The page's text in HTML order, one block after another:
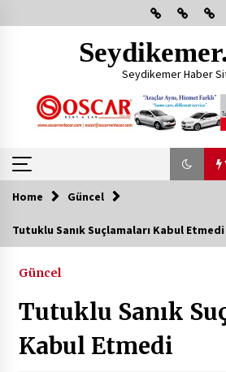
to
Seydikemer Haber
Yeni Eklenenler
CHP FETHİYE’DEN
2 ay ago
Home Güncel
Tutuklu Sanık Suçlamaları Kabul Etmedi
Güncel
Tutuklu Sanık
Kabul Etmedi